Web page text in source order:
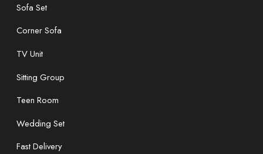
Sofa Set
Corner Sofa
TV Unit
Sitting Group
Teen Room
Wedding Set
Fast Delivery